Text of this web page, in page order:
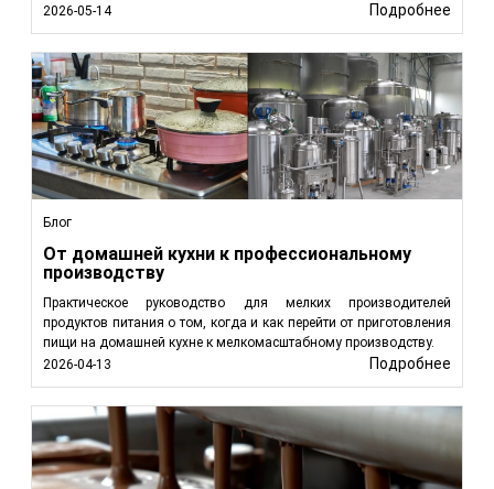
2026-05-14
Подробнее
Блог
От домашней кухни к профессиональному
производству
Практическое руководство для мелких производителей
продуктов питания о том, когда и как перейти от приготовления
пищи на домашней кухне к мелкомасштабному производству.
2026-04-13
Подробнее